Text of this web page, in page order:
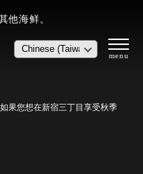
他海鲜。
果您想在新宿三丁目享受秋季